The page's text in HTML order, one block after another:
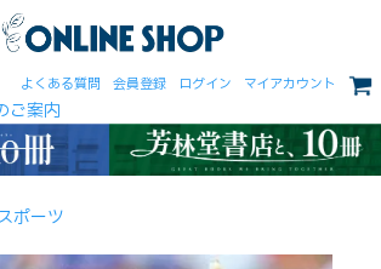
よくある質問 会員登録 ログイン マイアカウント
スポーツ